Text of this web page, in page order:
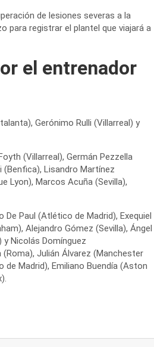
de lesiones severas a la
para registrar el plantel que viajará a
el entrenador
Gerónimo Rulli (Villarreal) y
(Villarreal), Germán Pezzella
(Benfica), Lisandro Martínez
Lyon), Marcos Acuña (Sevilla),
Paul (Atlético de Madrid), Exequiel
Alejandro Gómez (Sevilla), Ángel
Nicolás Domínguez
Julián Álvarez (Manchester
Madrid), Emiliano Buendía (Aston